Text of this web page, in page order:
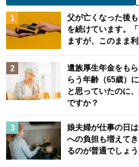
父が亡くなった後
を続けています。
ますが、このまま
遺族厚生年金をも
らう年齢（65歳）
と思っていたのに
ですか？
娘夫婦が仕事の日
への負担も増えて
るのが普通でしょう